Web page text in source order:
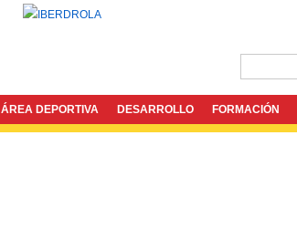
ÁREA DEPORTIVA DESARROLLO FORMACIÓN